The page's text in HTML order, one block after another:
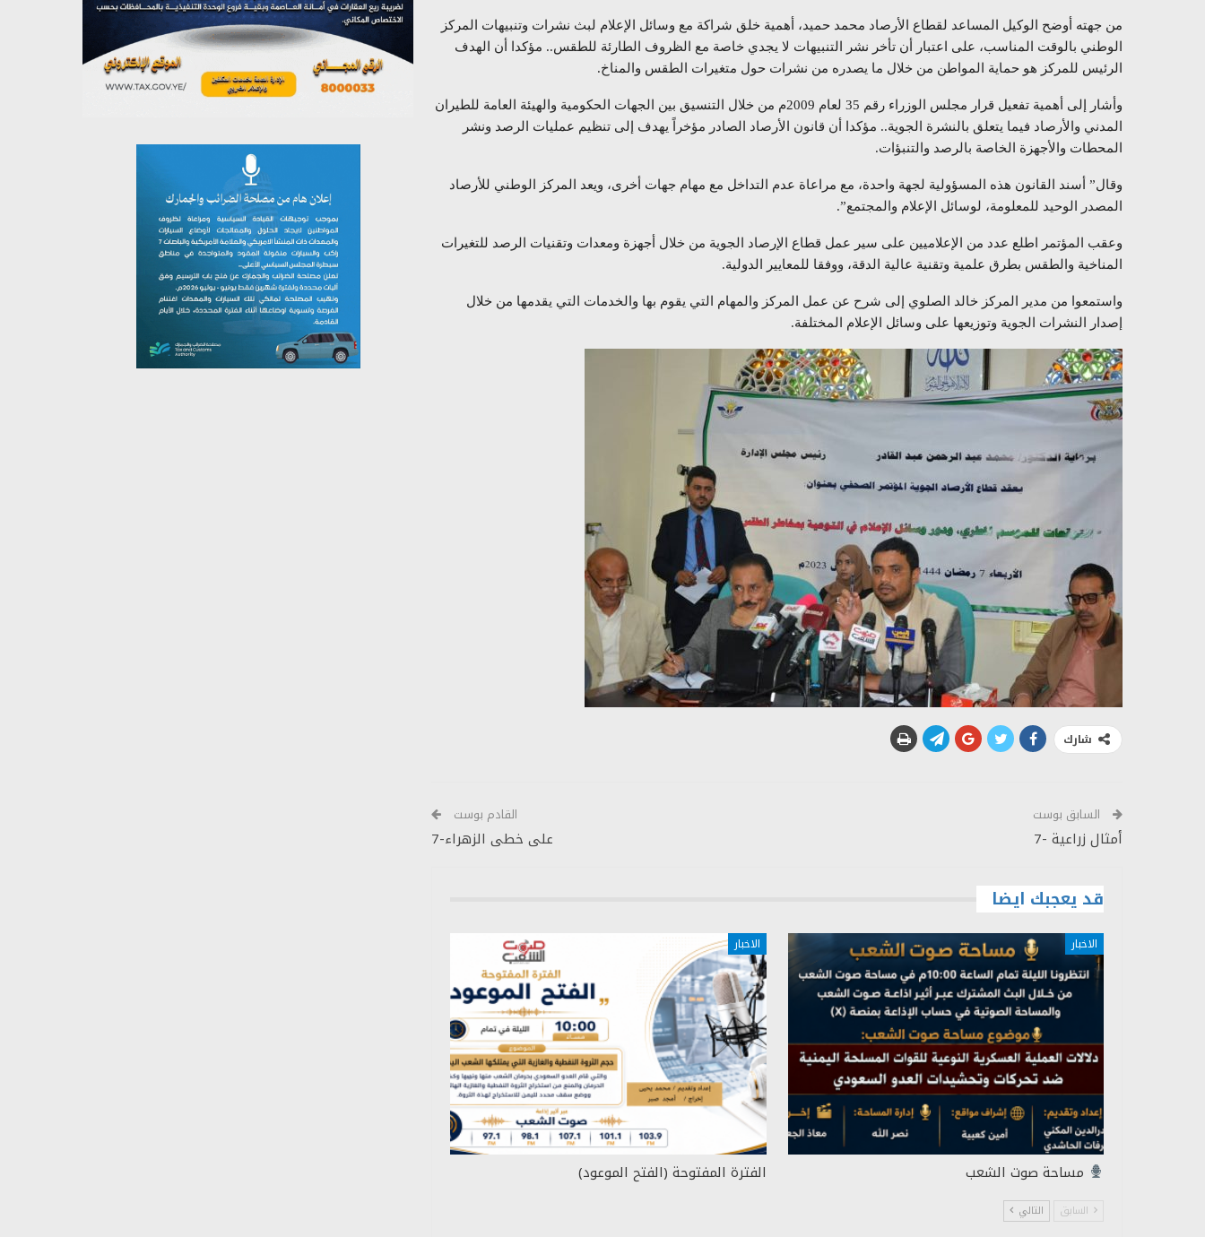
من جهته أوضح الوكيل المساعد لقطاع الأرصاد محمد حميد، أهمية خلق شراكة مع وسائل الإعلام لبث نشرات وتنبيهات المركز
الوطني بالوقت المناسب، على اعتبار أن تأخر نشر التنبيهات لا يجدي خاصة مع الظروف الطارئة للطقس.. مؤكدا أن الهدف
الرئيس للمركز هو حماية المواطن من خلال ما يصدره من نشرات حول متغيرات الطقس والمناخ.
وأشار إلى أهمية تفعيل قرار مجلس الوزراء رقم 35 لعام 2009م من خلال التنسيق بين الجهات الحكومية والهيئة العامة للطيران
المدني والأرصاد فيما يتعلق بالنشرة الجوية.. مؤكدا أن قانون الأرصاد الصادر مؤخراً يهدف إلى تنظيم عمليات الرصد ونشر
المحطات والأجهزة الخاصة بالرصد والتنبؤات.
وقال” أسند القانون هذه المسؤولية لجهة واحدة، مع مراعاة عدم التداخل مع مهام جهات أخرى، ويعد المركز الوطني للأرصاد
المصدر الوحيد للمعلومة، لوسائل الإعلام والمجتمع”.
وعقب المؤتمر اطلع عدد من الإعلاميين على سير عمل قطاع الإرصاد الجوية من خلال أجهزة ومعدات وتقنيات الرصد للتغيرات
المناخية والطقس بطرق علمية وتقنية عالية الدقة، ووفقا للمعايير الدولية.
واستمعوا من مدير المركز خالد الصلوي إلى شرح عن عمل المركز والمهام التي يقوم بها والخدمات التي يقدمها من خلال
إصدار النشرات الجوية وتوزيعها على وسائل الإعلام المختلفة.
شارك
السابق بوست
أمثال زراعية -7
القادم بوست
على خطى الزهراء-7
قد يعجبك ايضا
الاخبار
مساحة صوت الشعب
الاخبار
الفترة المفتوحة (الفتح الموعود)
السابق التالي
تستمعون لبرنامج (مع السيد القائد)
يوليو 26, 2026